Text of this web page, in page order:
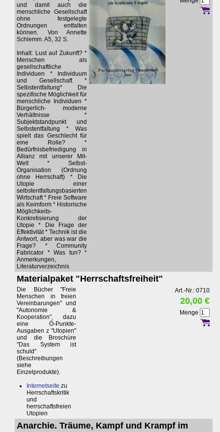
und damit auch die
menschliche Gesellschaft
ohne festgelegte
Ordnungen entfalten
können. Von Annette
Schlemm. A5, 32 S.
Inhalt: Lust auf Zukunft? *
Menschen als
gesellschaftliche
Individuen * Individuum
und Gesellschaft *
Selbstentfaltung* Die
spezifische Möglichkeit für
menschliche Individuen *
Bürgerlich- moderne
Verhältnisse *
Subjektstandpunkt und
Selbstentfaltung * Was
spielt das Geschlecht für
eine Rolle? *
Bedürfnisbefriedigung in
Allianz mit unserer Mit-
Welt * Selbst-
Organisation (Ordnung
ohne Herrschaft) * Die
Utopie einer
selbstentfaltungsbasierten
Wirtschaft * Freie Software
als Keimform * Historische
Möglichkeits-
Konkretisierung der
Utopie * Die Frage der
Effektivität * Technik ist die
Antwort, aber was war die
Frage? * Community
Fabricator * Was tun? *
Anmerkungen,
Literaturverzeichnis
Materialpaket "Herrschaftsfreiheit"
Die Bücher "Freie
Menschen in freien
Vereinbarungen" und
"Autonomie &
Kooperation", dazu
eine Ö-Punkte-
Ausgaben z "Utopien"
und die Broschüre
"Das System ist
schuld"
(Beschreibungen
siehe
Einzelprodukte).
Internetseite zu
Herrschaftskritik
und
herrschaftsfreien
Utopien
Art.-Nr.: 0710
20,00 €
Menge
Anarchie. Träume, Kampf und Krampf im